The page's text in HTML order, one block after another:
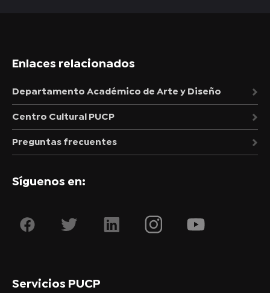
Enlaces relacionados
Departamento Académico de Arte y Diseño
Centro Cultural PUCP
Preguntas frecuentes
Síguenos en:
Servicios PUCP